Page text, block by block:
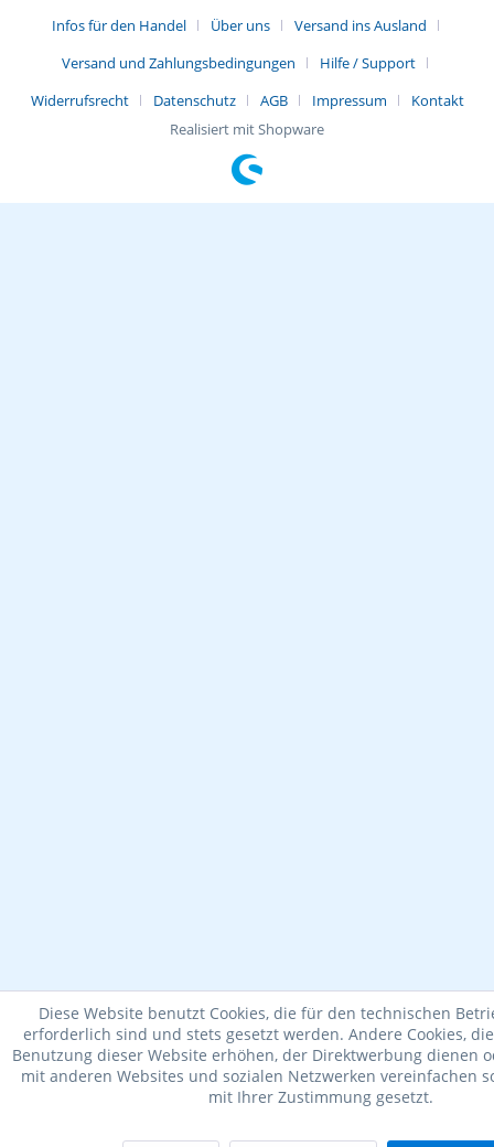
Infos für den Handel
Über uns
Versand ins Ausland
Versand und Zahlungsbedingungen
Hilfe / Support
Widerrufsrecht
Datenschutz AGB Impressum
Kontakt
Realisiert mit Shopware
Diese Website benutzt Cookies, die für den technischen
erforderlich sind und stets gesetzt werden. Andere Cookies,
Benutzung dieser Website erhöhen, der Direktwerbung dienen
mit anderen Websites und sozialen Netzwerken vereinfachen
mit Ihrer Zustimmung gesetzt.